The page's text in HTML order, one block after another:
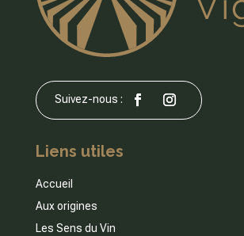
Liens utiles
Accueil
Aux origines
Les Sens du Vin